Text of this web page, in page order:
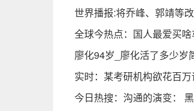
世界播报:将乔峰、郭靖等
全球今热点：国人最爱买
廖化94岁_廖化活了多少岁
实时：某考研机构欲花百
今日热搜：沟通的演变：